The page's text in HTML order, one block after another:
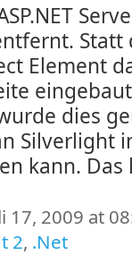
Statt
Element
eingebaut
dies
Silverlight
kann. Das
17, 2009 at
2, .Net